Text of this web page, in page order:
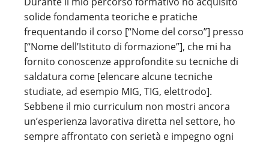
solide fondamenta teoriche e pratiche
frequentando il corso [“Nome del corso”] presso
[“Nome dell’Istituto di formazione”], che mi ha
fornito conoscenze approfondite su tecniche di
saldatura come [elencare alcune tecniche
studiate, ad esempio MIG, TIG, elettrodo].
Sebbene il mio curriculum non mostri ancora
un’esperienza lavorativa diretta nel settore, ho
sempre affrontato con serietà e impegno ogni